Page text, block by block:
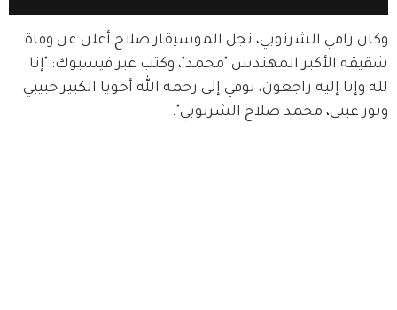
وكان رامي الشرنوبي، نجل الموسيقار صلاح أعلن عن وفاة
شقيقه الأكبر المهندس "محمد"، وكتب عبر فيسبوك: "إنا
لله وإنا إليه راجعون، توفي إلى رحمة الله أخويا الكبير حبيبي
ونور عيني، محمد صلاح الشرنوبي".